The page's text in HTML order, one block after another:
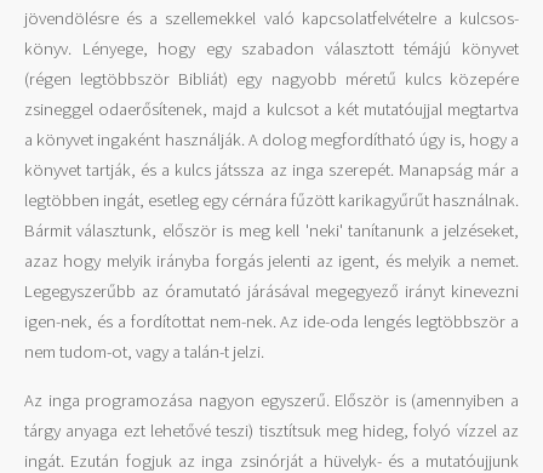
jövendölésre és a szellemekkel való kapcsolatfelvételre a kulcsos-
könyv. Lényege, hogy egy szabadon választott témájú könyvet
(régen legtöbbször Bibliát) egy nagyobb méretű kulcs közepére
zsineggel odaerősítenek, majd a kulcsot a két mutatóujjal megtartva
a könyvet ingaként használják. A dolog megfordítható úgy is, hogy a
könyvet tartják, és a kulcs játssza az inga szerepét. Manapság már a
legtöbben ingát, esetleg egy cérnára fűzött karikagyűrűt használnak.
Bármit választunk, először is meg kell 'neki' tanítanunk a jelzéseket,
azaz hogy melyik irányba forgás jelenti az igent, és melyik a nemet.
Legegyszerűbb az óramutató járásával megegyező irányt kinevezni
igen-nek, és a fordítottat nem-nek. Az ide-oda lengés legtöbbször a
nem tudom-ot, vagy a talán-t jelzi.
Az inga programozása nagyon egyszerű. Először is (amennyiben a
tárgy anyaga ezt lehetővé teszi) tisztítsuk meg hideg, folyó vízzel az
ingát. Ezután fogjuk az inga zsinórját a hüvelyk- és a mutatóujjunk